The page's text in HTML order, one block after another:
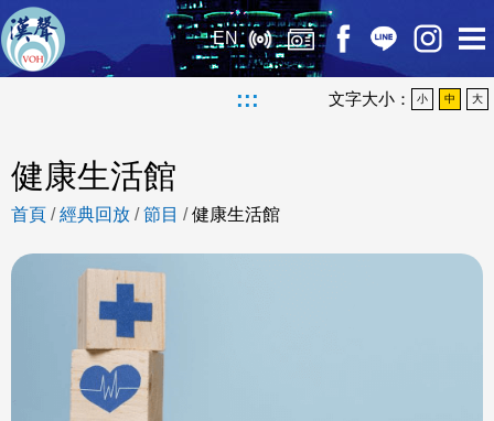
EN
::: 文字大小： 小 中 大
健康生活館
首頁 /經典回放 /節目 /健康生活館